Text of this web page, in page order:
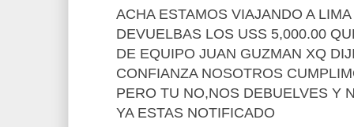
ACHA ESTAMOS VIAJANDO A
DEVUELBAS LOS USS 5,000.00
DE EQUIPO JUAN GUZMAN XQ
CONFIANZA NOSOTROS
PERO TU NO,NOS DEBUELVES Y
YA ESTAS NOTIFICADO